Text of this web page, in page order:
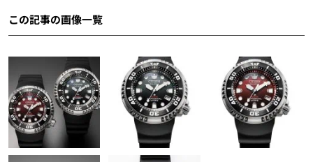
この記事の画像一覧